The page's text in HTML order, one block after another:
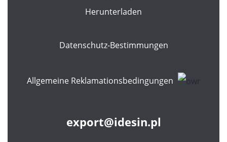
Herunterladen
Datenschutz-Bestimmungen
Allgemeine Reklamationsbedingungen
export@idesin.pl